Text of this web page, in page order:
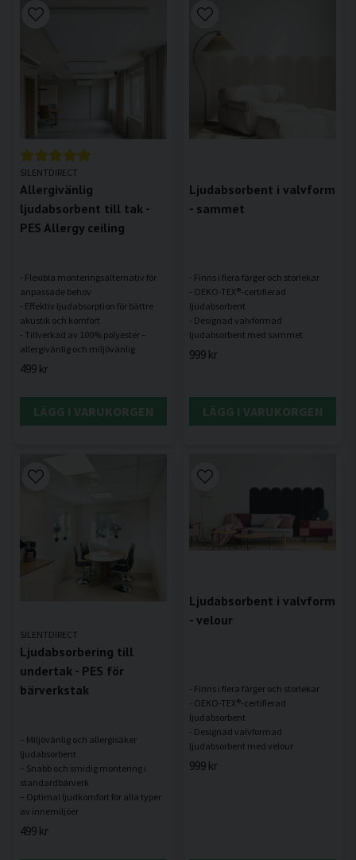
SILENTDIRECT
Allergivänlig
ljudabsorbent till tak -
PES Allergy ceiling
- Flexibla monteringsalternativ för
anpassade behov
- Effektiv ljudabsorption för bättre
akustik och komfort
- Tillverkad av 100% polyester –
499 kr
LÄGG I VARUKORGEN
Ljudabsorbent i valvform
- sammet
- Finns i flera färger och storlekar
- OEKO-TEX®-certifierad
ljudabsorbent
- Designad valvformad
999 kr
LÄGG I VARUKORGEN
SILENTDIRECT
Ljudabsorbering till
undertak - PES för
bärverkstak
– Miljövänlig och allergisäker
ljudabsorbent
– Snabb och smidig montering i
standardbärverk
– Optimal ljudkomfort för alla typer
499 kr
Ljudabsorbent i valvform
- velour
- Finns i flera färger och storlekar
- OEKO-TEX®-certifierad
ljudabsorbent
- Designad valvformad
999 kr